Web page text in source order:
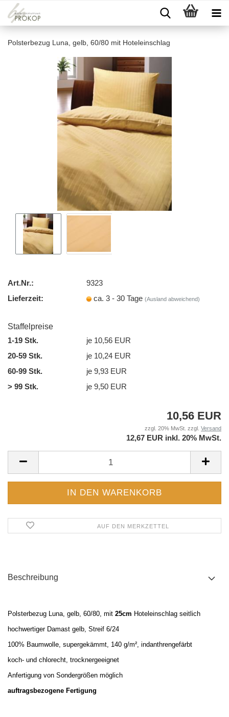
Polsterbezug Luna, gelb, 60/80 mit Hoteleinschlag
Art.Nr.:
9323
Lieferzeit:
ca. 3 - 30 Tage(Ausland abweichend)
Staffelpreise
1-19 Stk.
je 10,56 EUR
20-59 Stk.
je 10,24 EUR
60-99 Stk.
je 9,93 EUR
> 99 Stk.
je 9,50 EUR
10,56 EUR
zzgl. 20% MwSt. zzgl. Versand
12,67 EUR inkl. 20% MwSt.
AUF DEN MERKZETTEL
Beschreibung
Polsterbezug Luna, gelb, 60/80, mit 25cm Hoteleinschlag seitlich
hochwertiger Damast gelb, Streif 6/24
100% Baumwolle, supergekämmt, 140 g/m², indanthrengefärbt
koch- und chlorecht, trocknergeeignet
Anfertigung von Sondergrößen möglich
auftragsbezogene Fertigung